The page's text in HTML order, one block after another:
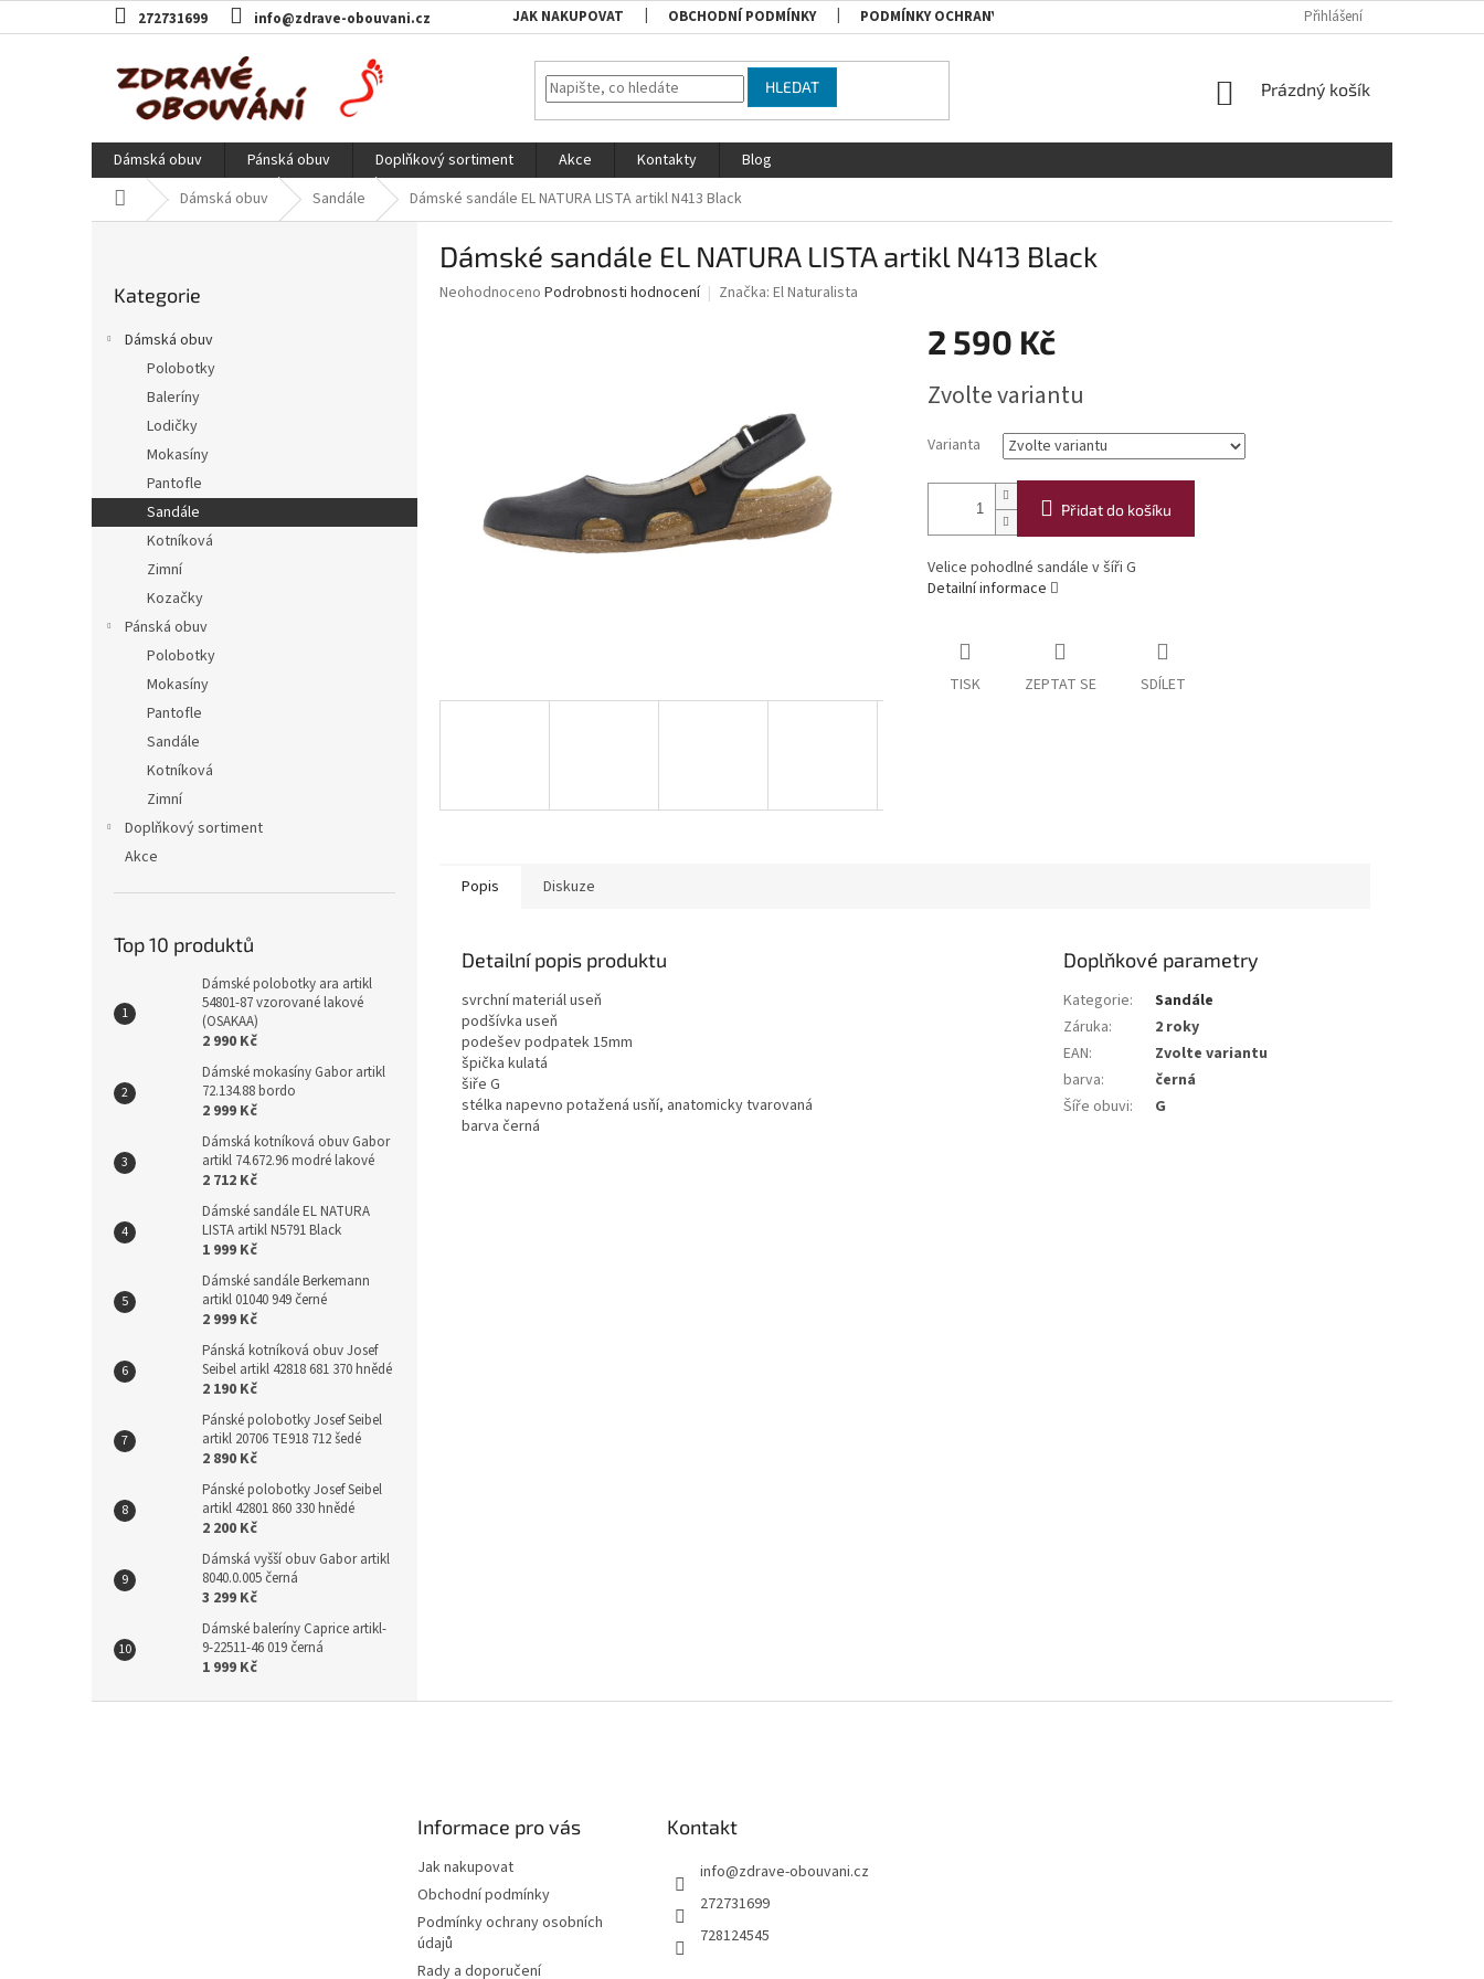
na
272731699 info@zdrave-obouvani.cz JAK NAKUPOVAT OBCHODNÍ PODMÍNKY PODMÍNKY OCHRANY OSOBNÍCH ÚDAJŮ RADY A DOPORUČENÍ TABULKA
Přihlášení
HLEDAT
NÁKUPNÍ
Prázdný košík
Dámská obuv Pánská obuv Doplňkový sortiment Akce Kontakty
Blog
Domů Dámská obuv Sandále Dámské sandále EL NATURA LISTA artikl N413 Black
n
e
kategorie
Kategorie
Dámská obuv
Polobotky
Baleríny
Lodičky
Mokasíny
Pantofle
Sandále
Kotníková
Zimní
Kozačky
Pánská obuv
Polobotky
Mokasíny
Pantofle
Sandále
Kotníková
Zimní
Doplňkový sortiment
Akce
Top 10 produktů
Dámské polobotky ara artikl
54801-87 vzorované lakové
(OSAKAA)
2 990 Kč
Dámské mokasíny Gabor artikl
72.134.88 bordo
2 999 Kč
Dámská kotníková obuv Gabor
artikl 74.672.96 modré lakové
2 712 Kč
Dámské sandále EL NATURA
LISTA artikl N5791 Black
1 999 Kč
Dámské sandále Berkemann
artikl 01040 949 černé
2 999 Kč
Pánská kotníková obuv Josef
Seibel artikl 42818 681 370 hnědé
2 190 Kč
Pánské polobotky Josef Seibel
artikl 20706 TE918 712 šedé
2 890 Kč
Pánské polobotky Josef Seibel
artikl 42801 860 330 hnědé
2 200 Kč
Dámská vyšší obuv Gabor artikl
8040.0.005 černá
3 299 Kč
Dámské baleríny Caprice artikl-
9-22511-46 019 černá
1 999 Kč
Dámské sandále EL NATURA LISTA artikl N413 Black
Průměrné
Neohodnoceno Podrobnosti hodnocení Značka: El Naturalista
2 590 Kč
cena:
Zvolte variantu
Varianta
Přidat do košíku
Velice pohodlné sandále v šíři G
Detailní informace
TISK ZEPTAT SE SDÍLET
Popis Diskuze
Detailní popis produktu
svrchní materiál useň
podšívka useň
podešev podpatek 15mm
špička kulatá
šiře G
stélka napevno potažená usňí, anatomicky tvarovaná
barva černá
Doplňkové parametry
Kategorie:
Sandále
Záruka:
2 roky
EAN:
Zvolte variantu
barva:
černá
Šíře obuvi: G
Informace pro vás
Jak nakupovat
Obchodní podmínky
Podmínky ochrany osobních
údajů
Rady a doporučení
Kontakt
info@zdrave-obouvani.cz
272731699
728124545